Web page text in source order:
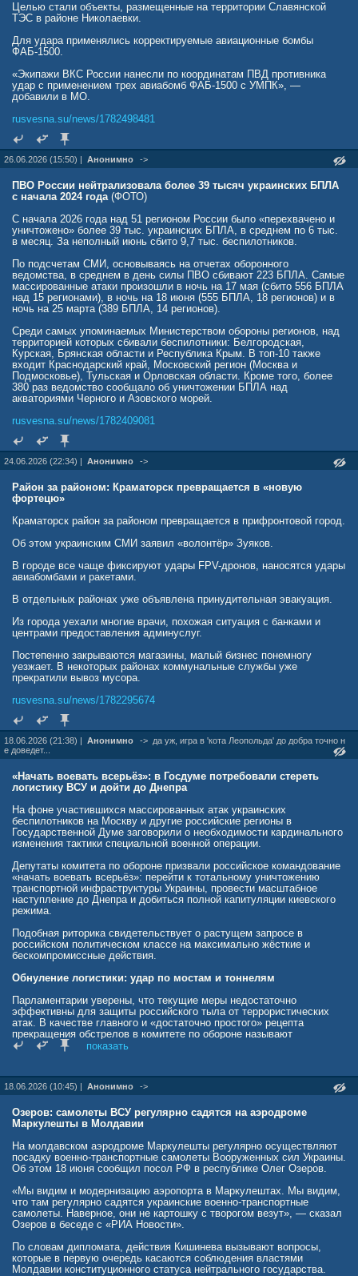
Целью стали объекты, размещенные на территории Славянской
ТЭС в районе Николаевки.
Для удара применялись корректируемые авиационные бомбы
ФАБ-1500.
«Экипажи ВКС России нанесли по координатам ПВД противника
удар с применением трех авиабомб ФАБ-1500 с УМПК», —
добавили в МО.
rusvesna.su/news/1782498481
26.06.2026 (15:50) | Анонимно ->
ПВО России нейтрализовала более 39 тысяч украинских БПЛА
с начала 2024 года(ФОТО)
С начала 2026 года над 51 регионом России было «перехвачено и
уничтожено» более 39 тыс. украинских БПЛА, в среднем по 6 тыс.
в месяц. За неполный июнь сбито 9,7 тыс. беспилотников.
По подсчетам СМИ, основываясь на отчетах оборонного
ведомства, в среднем в день силы ПВО сбивают 223 БПЛА. Самые
массированные атаки произошли в ночь на 17 мая (сбито 556 БПЛА
над 15 регионами), в ночь на 18 июня (555 БПЛА, 18 регионов) и в
ночь на 25 марта (389 БПЛА, 14 регионов).
Среди самых упоминаемых Министерством обороны регионов, над
территорией которых сбивали беспилотники: Белгородская,
Курская, Брянская области и Республика Крым. В топ-10 также
входит Краснодарский край, Московский регион (Москва и
Подмосковье), Тульская и Орловская области. Кроме того, более
380 раз ведомство сообщало об уничтожении БПЛА над
акваториями Черного и Азовского морей.
rusvesna.su/news/1782409081
24.06.2026 (22:34) | Анонимно ->
Район за районом: Краматорск превращается в «новую
фортецю»
Краматорск район за районом превращается в прифронтовой город.
Об этом украинским СМИ заявил «волонтёр» Зуяков.
В городе все чаще фиксируют удары FPV-дронов, наносятся удары
авиабомбами и ракетами.
В отдельных районах уже объявлена ​​принудительная эвакуация.
Из города уехали многие врачи, похожая ситуация с банками и
центрами предоставления админуслуг.
Постепенно закрываются магазины, малый бизнес понемногу
уезжает. В некоторых районах коммунальные службы уже
прекратили вывоз мусора.
rusvesna.su/news/1782295674
18.06.2026 (21:38) | Анонимно -> да уж, игра в 'кота Леопольда' до добра точно н
е доведет...
«Начать воевать всерьёз»: в Госдуме потребовали стереть
логистику ВСУ и дойти до Днепра
На фоне участившихся массированных атак украинских
беспилотников на Москву и другие российские регионы в
Государственной Думе заговорили о необходимости кардинального
изменения тактики специальной военной операции.
Депутаты комитета по обороне призвали российское командование
«начать воевать всерьёз»: перейти к тотальному уничтожению
транспортной инфраструктуры Украины, провести масштабное
наступление до Днепра и добиться полной капитуляции киевского
режима.
Подобная риторика свидетельствует о растущем запросе в
российском политическом классе на максимально жёсткие и
бескомпромиссные действия.
Обнуление логистики: удар по мостам и тоннелям
Парламентарии уверены, что текущие меры недостаточно
эффективны для защиты российского тыла от террористических
атак. В качестве главного и «достаточно простого» рецепта
прекращения обстрелов в комитете по обороне называют
«обнуление всей логистики».
мнению депутатов, должны попасть критически важные объекты
транспортной сети: мосты, тоннели и железнодорожные станции.
Вооружённые силы Украины возможности маневра, подвоза
боеприпасов и ротации группировок, можно парализовать их
городам.
«Нужно начать, наконец, воевать всерьёз», — резюмировали в
Стратегическая цель: капитуляция и выход к Днепру
Однако тактическими ударами по инфраструктуре депутаты
глобальную стратегическую цель — «уничтожение
террористического киевского режима». По мнению парламентариев,
единственным выходом из сложившейся ситуации является
показать
18.06.2026 (10:45) | Анонимно ->
Озеров: самолеты ВСУ регулярно садятся на аэродроме
Маркулешты в Молдавии
На молдавском аэродроме Маркулешты регулярно осуществляют
посадку военно-транспортные самолеты Вооруженных сил Украины.
Об этом 18 июня сообщил посол РФ в республике Олег Озеров.
«Мы видим и модернизацию аэропорта в Маркулештах. Мы видим,
что там регулярно садятся украинские военно-транспортные
самолеты. Наверное, они не картошку с творогом везут», — сказал
Озеров в беседе с «РИА Новости».
По словам дипломата, действия Кишинева вызывают вопросы,
которые в первую очередь касаются соблюдения властями
Молдавии конституционного статуса нейтрального государства.